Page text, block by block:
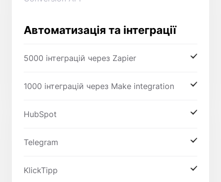
Автоматизація та інтеграції
5000 інтеграцій через Zapier
1000 інтеграцій через Make integration
HubSpot
Telegram
KlickTipp